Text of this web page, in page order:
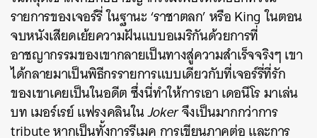
รายการของเจอร์รี่ ในฐานะ ‘ราชาตลก’ หรือ King ในตอน
จบหนังเสียดเย้ยความฝันแบบอเมริกันด้วยการที่
อาชญากรรมของเขากลายเป็นทางสู่ความสำเร็จจริงๆ เขา
ได้กลายมาเป็นพิธีกรรายการแบบเดียวกับที่เจอร์รี่ที่รัก
ของเขาเคยเป็นในอดีต ซึ่งนี่ทำให้การเอา เดอนีโร มาเล่น
บท เมอร์เรย์ แฟรงคลินในJokerจึงเป็นมากกว่าการ
tribute หากเป็นทั้งการรีเมค การเขียนภาคต่อ และการ